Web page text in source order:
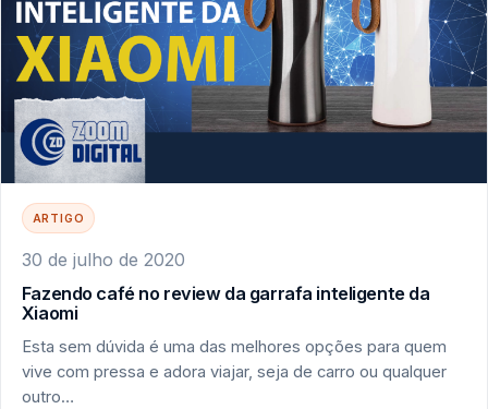
ARTIGO
30 de julho de 2020
Fazendo café no review da garrafa inteligente da
Xiaomi
Esta sem dúvida é uma das melhores opções para quem
vive com pressa e adora viajar, seja de carro ou qualquer
outro…